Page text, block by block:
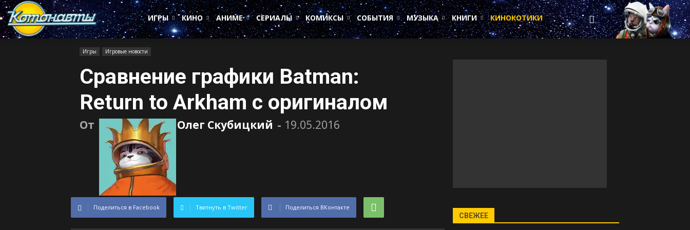
Котонавты
ИГРЫ
КИНО АНИМЕ СЕРИАЛЫ КОМИКСЫ СОБЫТИЯ МУЗЫКА КНИГИ КИНОКОТИКИ
Игры Игровые новости
Сравнение графики Batman:
Return to Arkham с оригиналом
От Олег Скубицкий - 19.05.2016
Поделиться в Facebook Твитнуть в Twitter Поделиться ВКонтакте
СВЕЖЕЕ